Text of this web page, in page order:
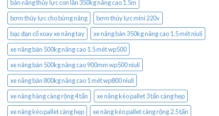
bàn nâng thủy lực con lăn 350kg nâng cao 1.5m
bơm thủy lực cho bửng nâng
bơm thủy lực mini 220v
bạc đạn cổ xoay xe nâng tay
xe nâng bàn 350kg nâng cao 1.5 mét niuli
xe nâng bàn 500kg nâng cao 1.5 mét wp500
xe nâng bàn 500kg nâng cao 900mm wp500 niuli
xe nâng bàn 800kg nâng cao 1 mét wp800 niuli
xe nâng hàng càng rộng 4 tấn
xe nâng kéo pallet 3 tấn càng hẹp
xe nâng kéo pallet càng hẹp
xe nâng kéo pallet càng rộng 2.5 tấn